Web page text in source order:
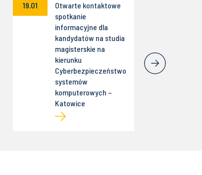
19.01
Otwarte kontaktowe
spotkanie
informacyjne dla
kandydatów na studia
magisterskie na
kierunku
Cyberbezpieczeństwo
systemów
komputerowych –
Katowice